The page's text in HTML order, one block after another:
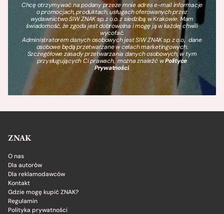
Chcę otrzymywać na podany przeze mnie adres e-mail informacje
o promocjach, produktach, usługach oferowanych przez
wydawnictwo SIW ZNAK sp. z o.o. z siedzibą w Krakowie. Mam
świadomość, że zgoda jest dobrowolna i mogę ją w każdej chwili
wycofać.
Administratorem danych osobowych jest SIW ZNAK sp. z o.o., dane
osobowe będą przetwarzane w celach marketingowych.
Szczegółowe zasady przetwarzania danych osobowych, w tym
przysługujących Ci prawach, można znaleźć wPolityce
Prywatności.
ZNAK
O nas
Dla autorów
Dla reklamodawców
Kontakt
Gdzie mogę kupić ZNAK?
Regulamin
Polityka prywatności